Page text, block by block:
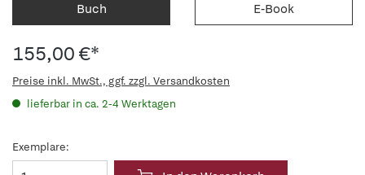
Buch E-Book
155,00 €*
Preise inkl. MwSt., ggf. zzgl. Versandkosten
lieferbar in ca. 2-4 Werktagen
Exemplare: